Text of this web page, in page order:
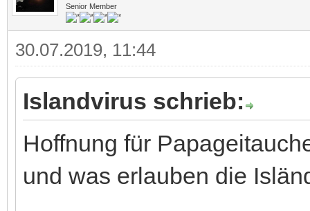
Senior Member
30.07.2019, 11:44
Islandvirus schrieb:
Hoffnung für
und was erlauben die